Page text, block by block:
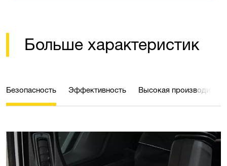
Больше характеристик
Безопасность Эффективность Высокая